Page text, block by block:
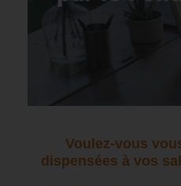
Voulez-vous
dispensées à vos